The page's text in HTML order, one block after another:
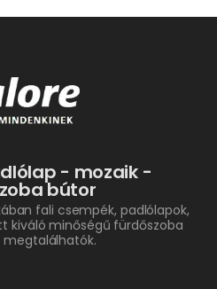
- mozaik -
bútor
fali csempék, padlólapok,
kiváló minőségű fürdőszoba
megtalálhatók.